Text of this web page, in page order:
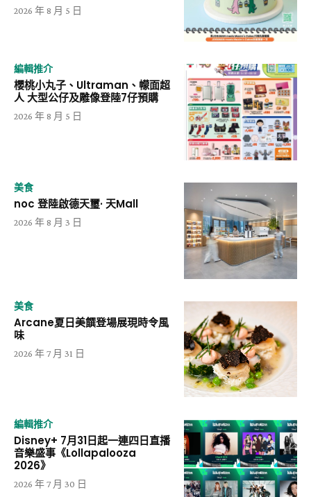
2026 年 8 月 5 日
編輯推介
櫻桃小丸子、Ultraman、幪面超
人 大型公仔及雕像登陸7仔預購
2026 年 8 月 5 日
美食
noc 登陸啟德天璽· 天Mall
2026 年 8 月 3 日
美食
Arcane夏日美饌登場展現時令風
味
2026 年 7 月 31 日
編輯推介
Disney+ 7月31日起一連四日直播
音樂盛事《Lollapalooza
2026》
2026 年 7 月 30 日